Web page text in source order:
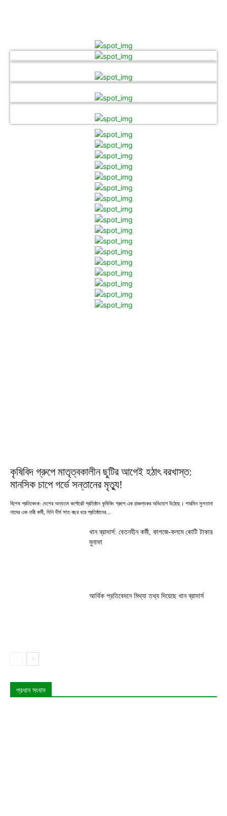
কৃষিবিদ গ্রুপে মাতৃত্বকালীন ছুটির আগেই হঠাৎ বরখাস্ত:
মানসিক চাপে গর্ভে সন্তানের মৃত্যু!
বিশেষ প্রতিবেদক: দেশের অন্যতম কর্পোরেট প্রতিষ্ঠান কৃষিবিদ গ্রুপে এক চাঞ্চল্যকর অভিযোগ উঠেছে। শারমিন সুলতানা
নামের এক নারী কর্মী, যিনি দীর্ঘ সাত বছর ধরে প্রতিষ্ঠানের...
খান ব্রাদার্স: বেতনহীন কর্মী, কাগজে-কলমে কোটি টাকার
মুনাফা
আর্থিক প্রতিবেদনে মিথ্যা তথ্য দিয়েছে খান ব্রাদার্স
প্রধান সংবাদ